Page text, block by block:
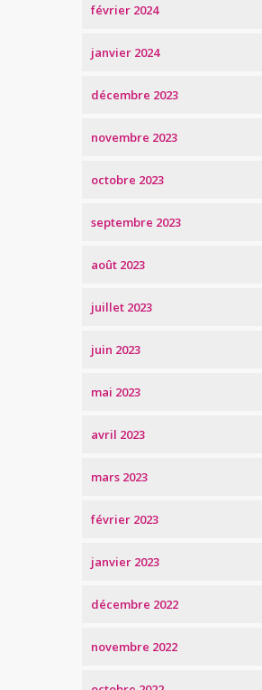
février 2024
janvier 2024
décembre 2023
novembre 2023
octobre 2023
septembre 2023
août 2023
juillet 2023
juin 2023
mai 2023
avril 2023
mars 2023
février 2023
janvier 2023
décembre 2022
novembre 2022